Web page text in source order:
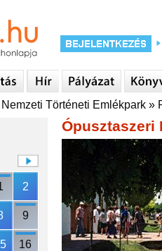
Történeti Emlékpark »
2
9
16
Ópusztaszeri